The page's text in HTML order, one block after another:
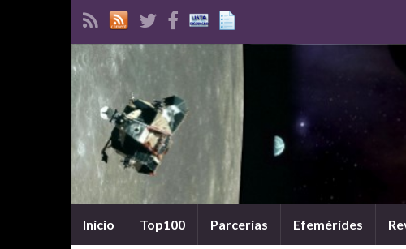
Início Top100 Parcerias Efemérides